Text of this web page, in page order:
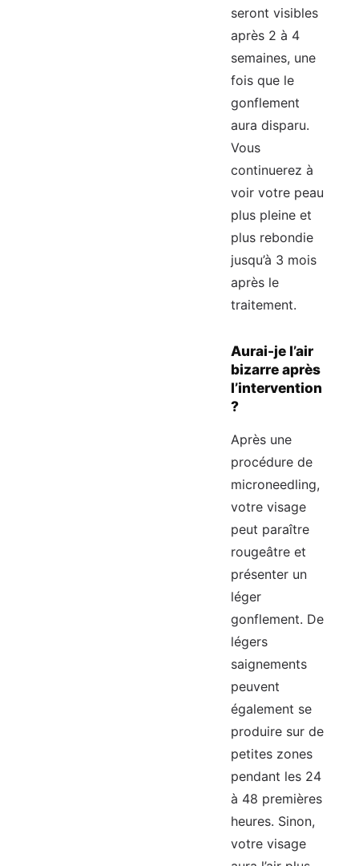
seront visibles
après 2 à 4
semaines, une
fois que le
gonflement
aura disparu.
Vous
continuerez à
voir votre peau
plus pleine et
plus rebondie
jusqu’à 3 mois
après le
traitement.
Aurai-je l’air
bizarre après
l’intervention
?
Après une
procédure de
microneedling,
votre visage
peut paraître
rougeâtre et
présenter un
léger
gonflement. De
légers
saignements
peuvent
également se
produire sur de
petites zones
pendant les 24
à 48 premières
heures. Sinon,
votre visage